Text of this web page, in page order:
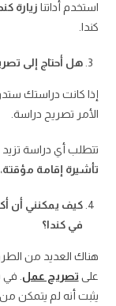
استخدم أداتنا زيارة
كندا.
هل أحتاج إلى
إذا كانت دراستك
الأمر تصريح دراسة.
تتطلب أي دراسة
تأشيرة إقامة مؤقتة
كيف يمكنني أن
في كندا؟
هناك العديد من
على تصريح عمل .
يثبت أنه لم يتمكن